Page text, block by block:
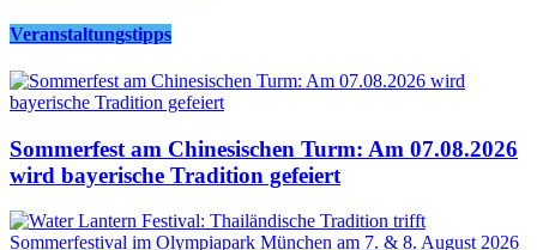
Veranstaltungstipps
Sommerfest am Chinesischen Turm: Am 07.08.2026
wird bayerische Tradition gefeiert